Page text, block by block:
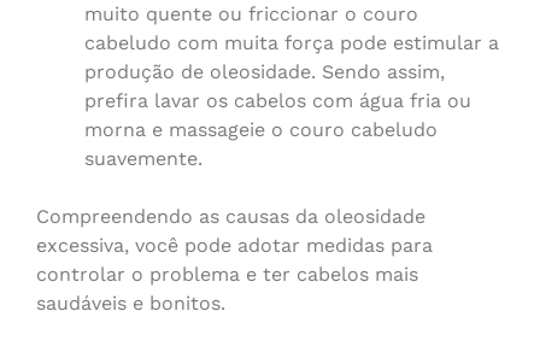
muito quente ou friccionar o couro
cabeludo com muita força pode estimular a
produção de oleosidade. Sendo assim,
prefira lavar os cabelos com água fria ou
morna e massageie o couro cabeludo
suavemente.
Compreendendo as causas da oleosidade
excessiva, você pode adotar medidas para
controlar o problema e ter cabelos mais
saudáveis e bonitos.